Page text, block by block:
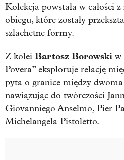
Kolekcja powstała w całości
obiegu, które zostały
szlachetne formy.
Z kolei Bartosz Borowski w
Povera” eksploruje relację
pyta o granice między
nawiązując do twórczości
Giovanniego Anselmo, Pier
Michelangela Pistoletto.